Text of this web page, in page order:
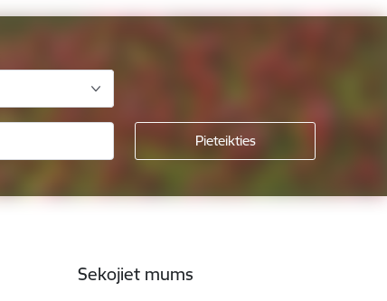
Sekojiet mums